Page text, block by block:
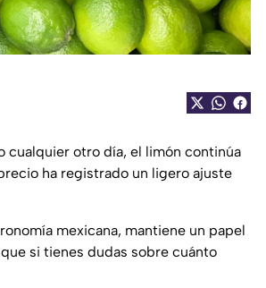
cualquier otro día, el limón continúa
ha registrado un ligero ajuste
mexicana, mantiene un papel
si tienes dudas sobre cuánto